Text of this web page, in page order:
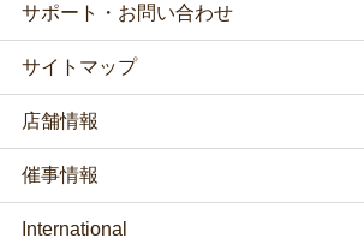
サポート・お問い合わせ
サイトマップ
店舗情報
催事情報
International